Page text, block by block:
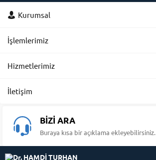
Kurumsal
İşlemlerimiz
Hizmetlerimiz
İletişim
BİZİ ARA
Buraya kısa bir açıklama ekleyebilirsiniz.